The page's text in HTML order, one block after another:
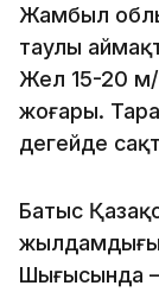
Жамбыл
таулы
Жел 15-20 м/
жоғары.
деңгейде
Батыс
жылдамдығы
Шығысында –